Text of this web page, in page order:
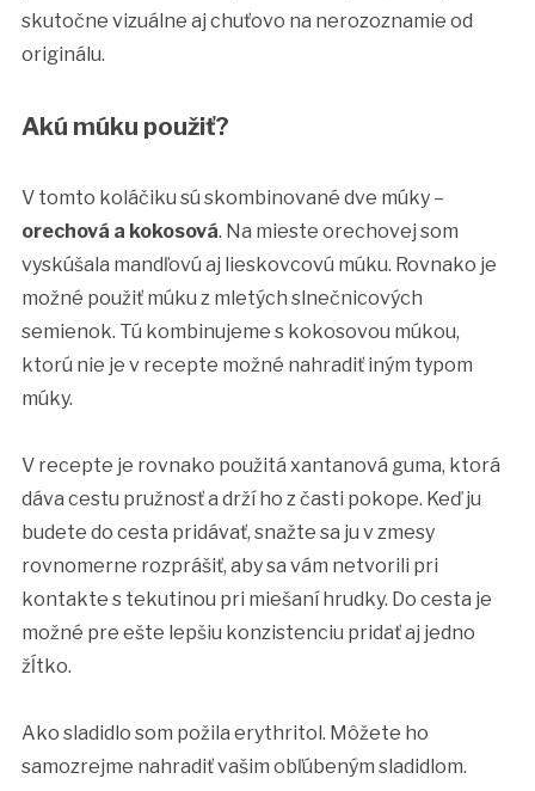
skutočne vizuálne aj chuťovo na nerozoznamie od
originálu.
Akú múku použiť?
V tomto koláčiku sú skombinované dve múky –
orechová a kokosová. Na mieste orechovej som
vyskúšala mandľovú aj lieskovcovú múku. Rovnako je
možné použiť múku z mletých slnečnicových
semienok. Tú kombinujeme s kokosovou múkou,
ktorú nie je v recepte možné nahradiť iným typom
múky.
V recepte je rovnako použitá xantanová guma, ktorá
dáva cestu pružnosť a drží ho z časti pokope. Keď ju
budete do cesta pridávať, snažte sa ju v zmesy
rovnomerne rozprášiť, aby sa vám netvorili pri
kontakte s tekutinou pri miešaní hrudky. Do cesta je
možné pre ešte lepšiu konzistenciu pridať aj jedno
žĺtko.
Ako sladidlo som požila erythritol. Môžete ho
samozrejme nahradiť vašim obľúbeným sladidlom.